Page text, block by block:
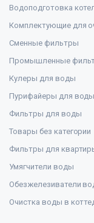
Водоподготовка
Комплектующие для
Сменные фильтры
Промышленные
Кулеры для воды
Пурифайеры для воды
Фильтры для воды
Товары без категории
Фильтры для
Умягчители воды
Обезжелезиватели
Очистка воды в